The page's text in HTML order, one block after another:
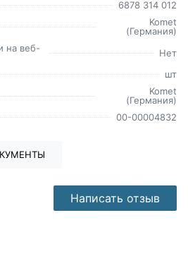
6878 314 012
Komet
(Германия)
на веб-
Нет
шт
Komet
(Германия)
00-00004832
Написать отзыв